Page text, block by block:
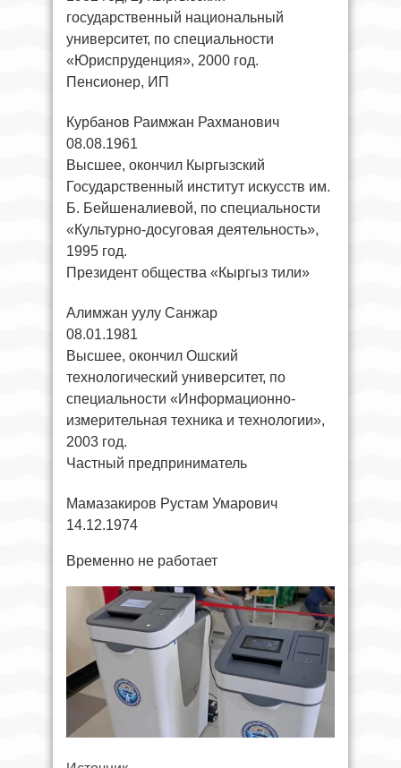
государственный национальный
университет, по специальности
«Юриспруденция», 2000 год.
Пенсионер, ИП
Курбанов Раимжан Рахманович
08.08.1961
Высшее, окончил Кыргызский
Государственный институт искусств им.
Б. Бейшеналиевой, по специальности
«Культурно-досуговая деятельность»,
1995 год.
Президент общества «Кыргыз тили»
Алимжан уулу Санжар
08.01.1981
Высшее, окончил Ошский
технологический университет, по
специальности «Информационно-
измерительная техника и технологии»,
2003 год.
Частный предприниматель
Мамазакиров Рустам Умарович
14.12.1974
Временно не работает